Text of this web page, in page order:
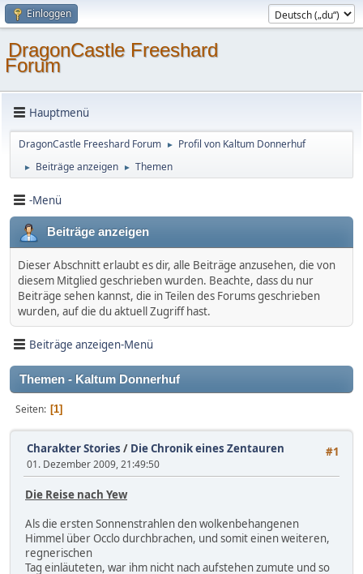
Einloggen
DragonCastle Freeshard
Forum
Hauptmenü
DragonCastle Freeshard Forum ► Profil von Kaltum Donnerhuf
► Beiträge anzeigen ► Themen
-Menü
Beiträge anzeigen
Dieser Abschnitt erlaubt es dir, alle Beiträge anzusehen, die von
diesem Mitglied geschrieben wurden. Beachte, dass du nur
Beiträge sehen kannst, die in Teilen des Forums geschrieben
wurden, auf die du aktuell Zugriff hast.
Beiträge anzeigen-Menü
Themen - Kaltum Donnerhuf
Seiten 1
#1
Charakter Stories / Die Chronik eines Zentauren
01. Dezember 2009, 21:49:50
Die Reise nach Yew
Als die ersten Sonnenstrahlen den wolkenbehangenen
Himmel über Occlo durchbrachen, und somit einen weiteren,
regnerischen
Tag einläuteten, war ihm nicht nach aufstehen zumute und so